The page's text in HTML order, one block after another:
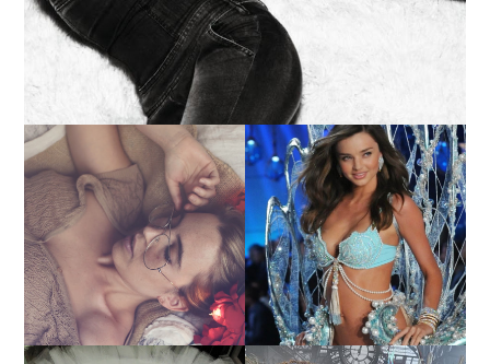
LA BAILARINA BLANCA
DE LA CRUZ O COMO
REINVENTARSE ANTE
LA ADVERSIDAD.
LA ALTURA DE LAS
MODELOS MAS ALTAS